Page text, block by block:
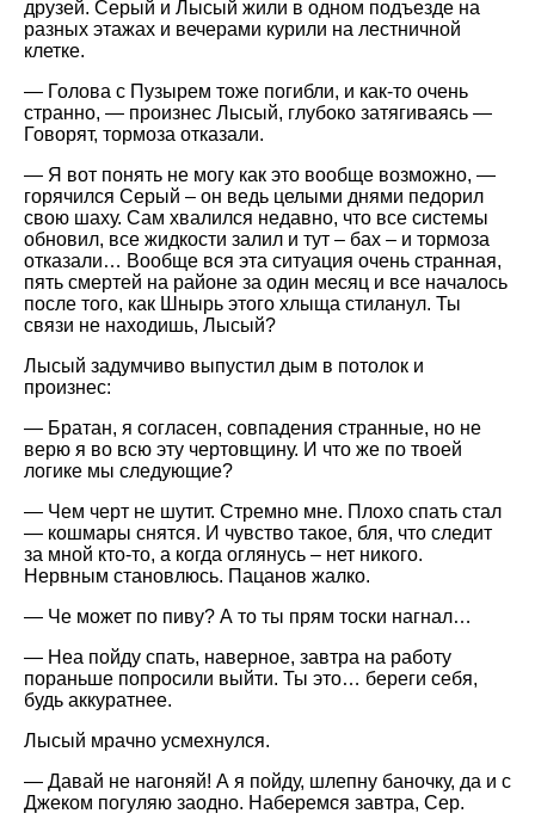
друзей. Серый и Лысый жили в одном подъезде на
разных этажах и вечерами курили на лестничной
клетке.
— Голова с Пузырем тоже погибли, и как-то очень
странно, — произнес Лысый, глубоко затягиваясь —
Говорят, тормоза отказали.
— Я вот понять не могу как это вообще возможно, —
горячился Серый – он ведь целыми днями педорил
свою шаху. Сам хвалился недавно, что все системы
обновил, все жидкости залил и тут – бах – и тормоза
отказали… Вообще вся эта ситуация очень странная,
пять смертей на районе за один месяц и все началось
после того, как Шнырь этого хлыща стиланул. Ты
связи не находишь, Лысый?
Лысый задумчиво выпустил дым в потолок и
произнес:
— Братан, я согласен, совпадения странные, но не
верю я во всю эту чертовщину. И что же по твоей
логике мы следующие?
— Чем черт не шутит. Стремно мне. Плохо спать стал
— кошмары снятся. И чувство такое, бля, что следит
за мной кто-то, а когда оглянусь – нет никого.
Нервным становлюсь. Пацанов жалко.
— Че может по пиву? А то ты прям тоски нагнал…
— Неа пойду спать, наверное, завтра на работу
пораньше попросили выйти. Ты это… береги себя,
будь аккуратнее.
Лысый мрачно усмехнулся.
— Давай не нагоняй! А я пойду, шлепну баночку, да и с
Джеком погуляю заодно. Наберемся завтра, Сер.